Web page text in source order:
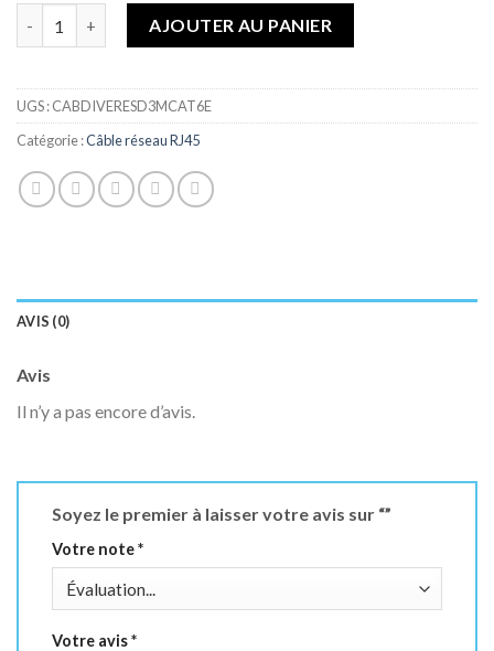
AJOUTER AU PANIER
UGS :CABDIVERESD3MCAT6E
Catégorie :Câble réseau RJ45
AVIS (0)
Avis
Il n’y a pas encore d’avis.
Soyez le premier à laisser votre avis sur “”
Votre note*
Votre avis*